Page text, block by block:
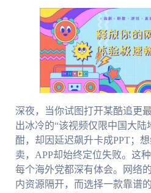
深夜，当你试图打开某酷追更
出冰冷的“该视频仅限中国大陆
酣，却因延迟飙升卡成PPT；
卖，APP却始终定位失败。这
每个海外党都深有体会。网络
内资源隔开，而选择一款靠谱